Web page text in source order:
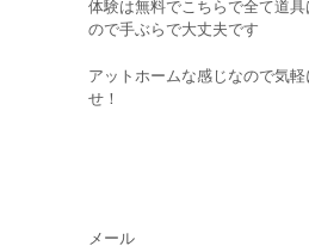
体験は無料でこちらで全て道
ので手ぶらで大丈夫です
アットホームな感じなので気
せ！
メール